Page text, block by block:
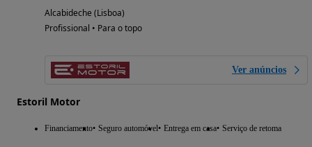
Alcabideche (Lisboa)
Profissional • Para o topo
Ver anúncios
Estoril Motor
Financiamento Seguro automóvel Entrega em casa Serviço de retoma